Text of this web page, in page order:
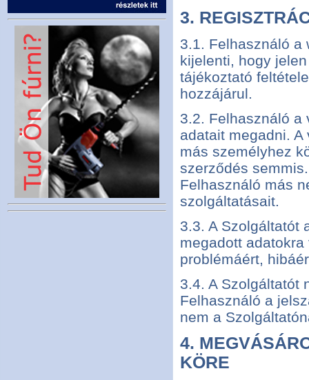
3.
3.1. Felhasználó a
kijelenti, hogy
tájékoztató
hozzájárul.
3.2. Felhasználó a
adatait megadni.
más személyhez
szerződés
Felhasználó más
szolgáltatásait.
3.3. A Szolgáltatót
megadott
problémáért,
3.4. A Szolgáltatót
Felhasználó a
nem a
4.
KÖRE